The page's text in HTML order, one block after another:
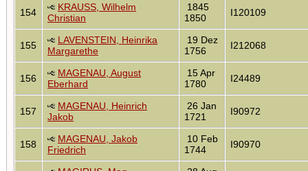
154
KRAUSS, Wilhelm
Christian
1845
1850
I120109
155
LAVENSTEIN, Heinrika
Margarethe
19 Dez
1756
I212068
156
MAGENAU, August
Eberhard
15 Apr
1780
I24489
157
MAGENAU, Heinrich
Jakob
26 Jan
1721
I90972
158
MAGENAU, Jakob
Friedrich
10 Feb
1744
I90970